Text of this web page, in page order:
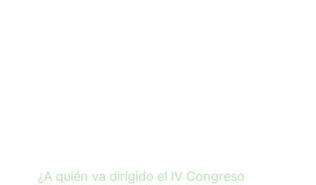
¿A quién va dirigido el IV Congreso